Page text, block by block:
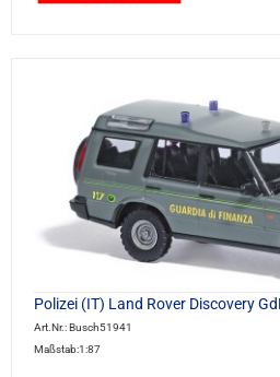
Polizei (IT) Land Rover Discovery
Art.Nr.: Busch51941
Maßstab:1:87